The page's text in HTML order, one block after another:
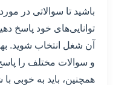
باشید تا سوالاتی در
توانایی‌های خود پاسخ
آن شغل انتخاب شوید.
و سوالات مختلف را پاسخ
همچنین، باید به خوبی